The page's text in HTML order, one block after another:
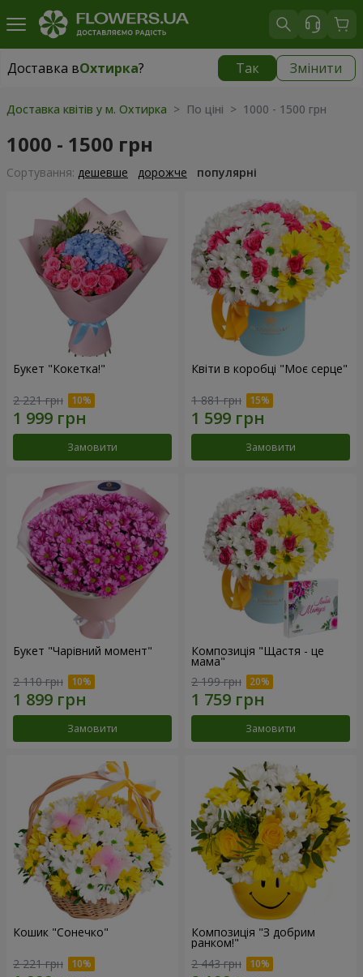
Доставка вОхтирка? Так Змінити
Доставка вОхтирка|
Доставка квітів у м. Охтирка > По ціні > 1000 - 1500 грн
1000 - 1500 грн
Сортування: дешевше дорожче популярні
Букет "Кокетка!"
2 221 грн
Замовити
Квіти в коробці "Моє серце"
1 881 грн
Замовити
Букет "Чарівний момент"
2 110 грн
Замовити
Композиція "Щастя - це
мама"
2 199 грн
Замовити
Кошик "Сонечко"
2 221 грн
Композиція "З добрим
ранком!"
2 443 грн